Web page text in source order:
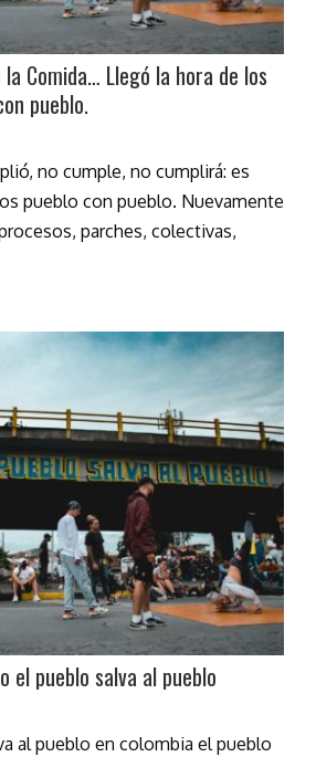
Comida… Llegó la hora de los
pueblo.
no cumple, no cumplirá: es
pueblo con pueblo. Nuevamente
parches, colectivas,
el pueblo salva al pueblo
al pueblo en colombia el pueblo